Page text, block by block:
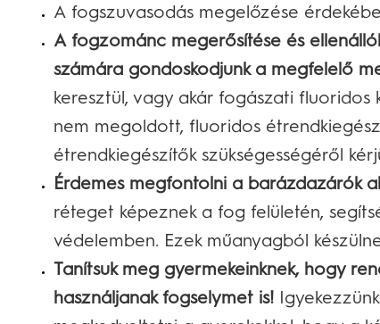
A fogszuvasodás megelőzése
A fogzománc megerősítése és
számára gondoskodjunk a megfelelő
keresztül, vagy akár fogászati
nem megoldott, fluoridos
étrendkiegészítők szükségességéről
Érdemes megfontolni a barázdazárók
réteget képeznek a fog felületén,
védelemben. Ezek műanyagból
Tanítsuk meg gyermekeinknek, hogy
használjanak fogselymet is!